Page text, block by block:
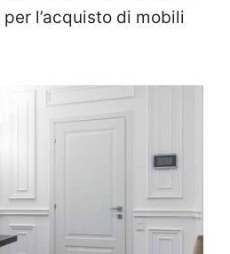
l’acquisto di mobili